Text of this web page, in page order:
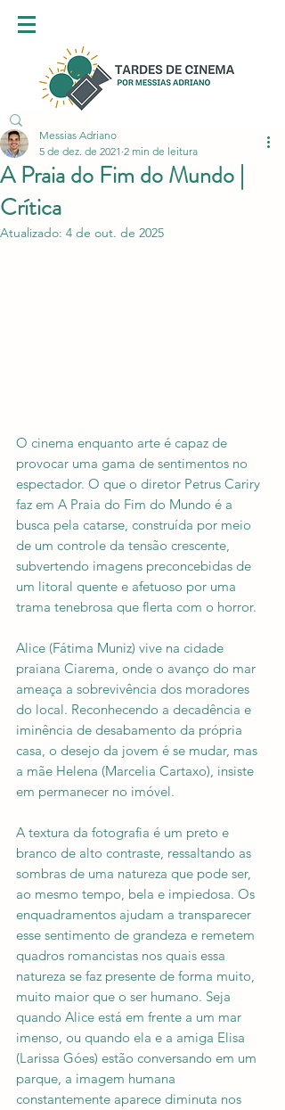
A Praia do Fim do Mundo |
Crítica
Messias Adriano
5 de dez. de 2021 2 min de leitura
Atualizado: 4 de out. de 2025
O cinema enquanto arte é capaz de
provocar uma gama de sentimentos no
espectador. O que o diretor Petrus Cariry
faz em A Praia do Fim do Mundo é a
busca pela catarse, construída por meio
de um controle da tensão crescente,
subvertendo imagens preconcebidas de
um litoral quente e afetuoso por uma
trama tenebrosa que flerta com o horror.
Alice (Fátima Muniz) vive na cidade
praiana Ciarema, onde o avanço do mar
ameaça a sobrevivência dos moradores
do local. Reconhecendo a decadência e
iminência de desabamento da própria
casa, o desejo da jovem é se mudar, mas
a mãe Helena (Marcelia Cartaxo), insiste
em permanecer no imóvel.
A textura da fotografia é um preto e
branco de alto contraste, ressaltando as
sombras de uma natureza que pode ser,
ao mesmo tempo, bela e impiedosa. Os
enquadramentos ajudam a transparecer
esse sentimento de grandeza e remetem
quadros romancistas nos quais essa
natureza se faz presente de forma muito,
muito maior que o ser humano. Seja
quando Alice está em frente a um mar
imenso, ou quando ela e a amiga Elisa
(Larissa Góes) estão conversando em um
parque, a imagem humana
constantemente aparece diminuta nos